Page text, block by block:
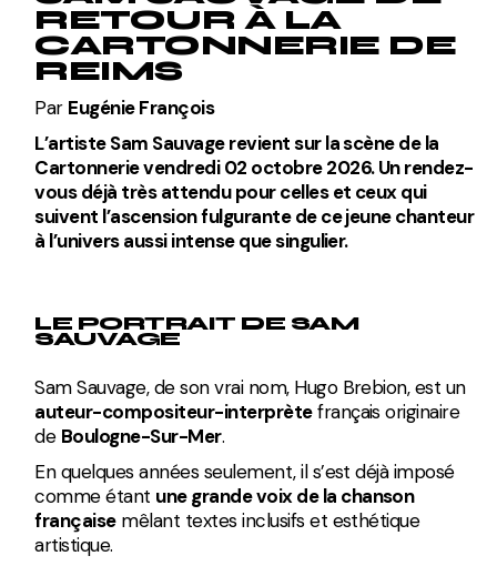
RETOUR À LA
CARTONNERIE DE
REIMS
Par Eugénie François
L’artiste Sam Sauvage revient sur la scène de la
Cartonnerie vendredi 02 octobre 2026. Un rendez-
vous déjà très attendu pour celles et ceux qui
suivent l’ascension fulgurante de ce jeune chanteur
à l’univers aussi intense que singulier.
LE PORTRAIT DE SAM
SAUVAGE
Sam Sauvage, de son vrai nom, Hugo Brebion, est un
auteur-compositeur-interprètefrançais originaire
de Boulogne-Sur-Mer.
En quelques années seulement, il s’est déjà imposé
comme étant une grande voix de la chanson
françaisemêlant textes inclusifs et esthétique
artistique.